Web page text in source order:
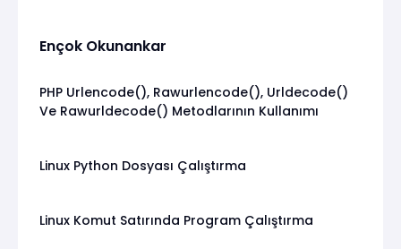
Ençok Okunankar
PHP Urlencode(), Rawurlencode(), Urldecode()
Ve Rawurldecode() Metodlarının Kullanımı
Linux Python Dosyası Çalıştırma
Linux Komut Satırında Program Çalıştırma